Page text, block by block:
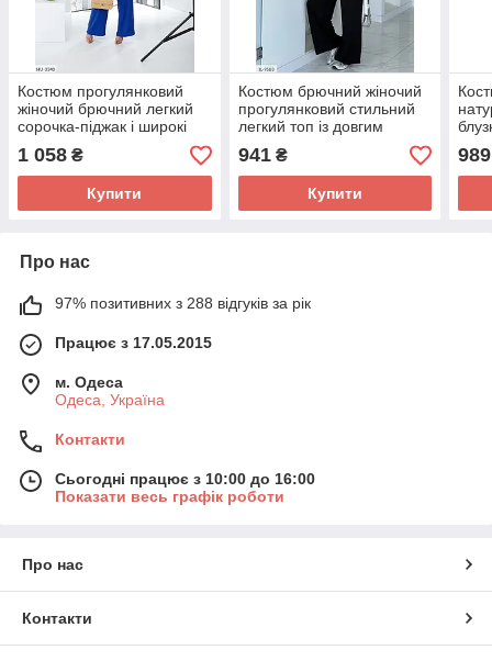
Костюм прогулянковий
жіночий брючний легкий
сорочка-піджак і широкі
50-60
1 058 ₴
Купити
Костюм брючний жіночий
прогулянковий стильний
легкий топ із довгим
палацоарт 8806
941₴
Купити
989
Про нас
97% позитивних з 288 відгуків за рік
Працює з 17.05.2015
м. Одеса
Одеса, Україна
Контакти
Сьогодні працює з 10:00 до 16:00
Показати весь графік роботи
Про нас
Контакти